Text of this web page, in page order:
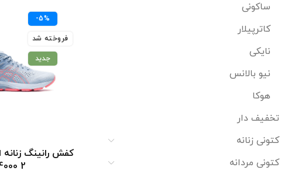
ساکونی
کاترپیلار
نایکی
نیو بالانس
هوکا
تخفیف دار
کتونی زنانه
کتونی مردانه
-5%
فروخته شد
جدید
انتخاب
2